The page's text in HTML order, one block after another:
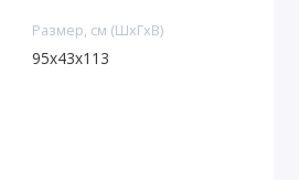
Размер, см (ШхГхВ)
95x43x113